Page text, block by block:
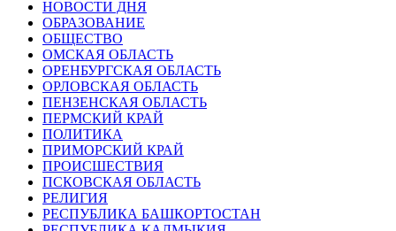
НОВОСТИ ДНЯ
ОБРАЗОВАНИЕ
ОБЩЕСТВО
ОМСКАЯ ОБЛАСТЬ
ОРЕНБУРГСКАЯ ОБЛАСТЬ
ОРЛОВСКАЯ ОБЛАСТЬ
ПЕНЗЕНСКАЯ ОБЛАСТЬ
ПЕРМСКИЙ КРАЙ
ПОЛИТИКА
ПРИМОРСКИЙ КРАЙ
ПРОИСШЕСТВИЯ
ПСКОВСКАЯ ОБЛАСТЬ
РЕЛИГИЯ
РЕСПУБЛИКА БАШКОРТОСТАН